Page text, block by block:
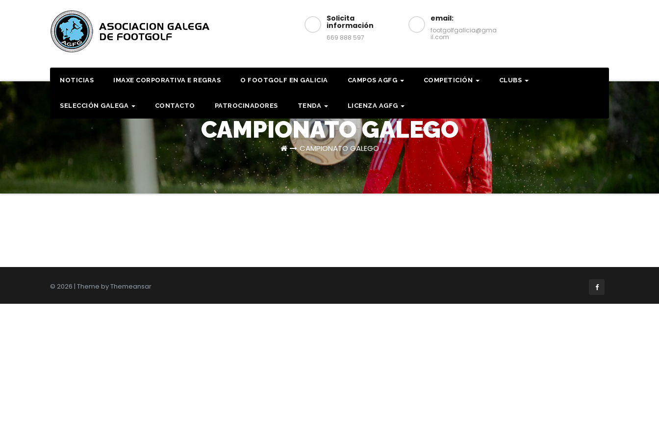
Solicita
información
669 888 597
email:
footgolfgalicia@gma
il.com
NOTICIAS IMAXE CORPORATIVA E REGRAS O FOOTGOLF EN GALICIA CAMPOS AGFG COMPETICIÓN CLUBS
SELECCIÓN GALEGA CONTACTO PATROCINADORES TENDA LICENZA AGFG
CAMPIONATO GALEGO
CAMPIONATO GALEGO
© 2026 | Theme byThemeansar